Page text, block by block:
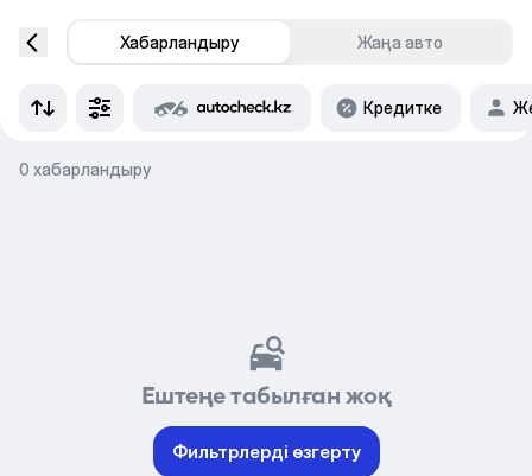
Хабарландыру Жаңа авто
Кредитке
0 хабарландыру
Ештеңе табылған жоқ
Фильтрлерді өзгерту